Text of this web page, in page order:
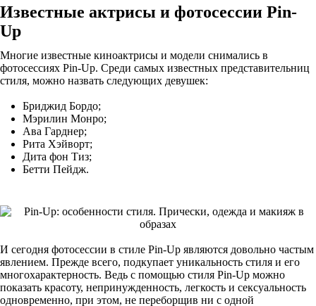
Известные актрисы и фотосессии Pin-
Up
Многие известные киноактрисы и модели снимались в
фотосессиях Pin-Up. Среди самых известных представительниц
стиля, можно назвать следующих девушек:
Бриджид Бордо;
Мэрилин Монро;
Ава Гарднер;
Рита Хэйворт;
Дита фон Тиз;
Бетти Пейдж.
И сегодня фотосессии в стиле Pin-Up являются довольно частым
явлением. Прежде всего, подкупает уникальность стиля и его
многохарактерность. Ведь с помощью стиля Pin-Up можно
показать красоту, непринужденность, легкость и сексуальность
одновременно, при этом, не переборщив ни с одной